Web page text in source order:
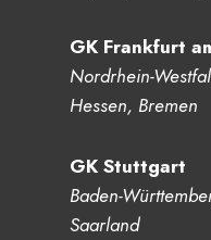
GK Frankfurt
Nordrhein-
Hessen, Bremen
GK Stuttgart
Baden-
Saarland